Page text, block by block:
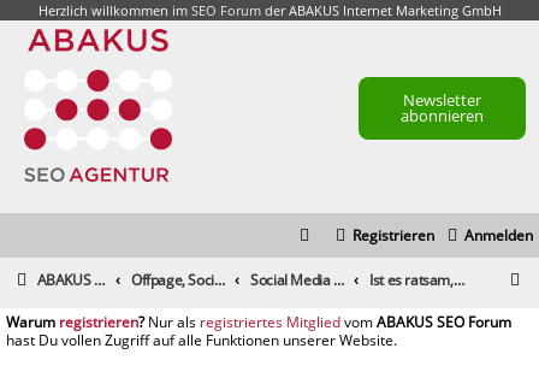
Herzlich willkommen im SEO Forumder ABAKUS Internet Marketing GmbH
Newsletter
abonnieren
Anmelden
Registrieren
ABAKUS Foren-Übersicht Offpage, Social Media, Tools und andere Maßnahmen Social Media & Content-Marketing Ist es ratsam, Kommentar-Kauftechniken auf Instagram zu verwenden?
registrieren registriertes Mitglied